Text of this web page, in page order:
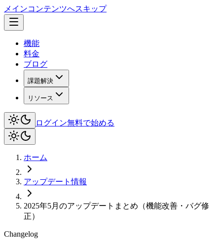
メインコンテンツへスキップ
機能
料金
ブログ
課題解決
リソース
ログイン無料で始める
ホーム
アップデート情報
2025年5月のアップデートまとめ（機能改善・バグ修
正）
Changelog